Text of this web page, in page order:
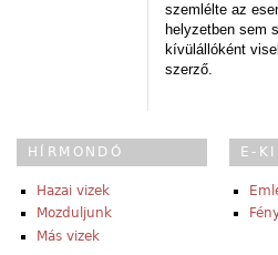
szemlélte az
helyzetben sem
kívülállóként
szerző.
HÍRMONDÓ
Hazai vizek
Mozduljunk
Más vizek
E-